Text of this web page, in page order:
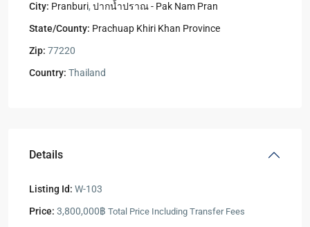
City: Pranburi, ปากน้ำปราณ - Pak Nam Pran
State/County: Prachuap Khiri Khan Province
Zip: 77220
Country: Thailand
Details
Listing Id: W-103
Price: 3,800,000฿ Total Price Including Transfer Fees